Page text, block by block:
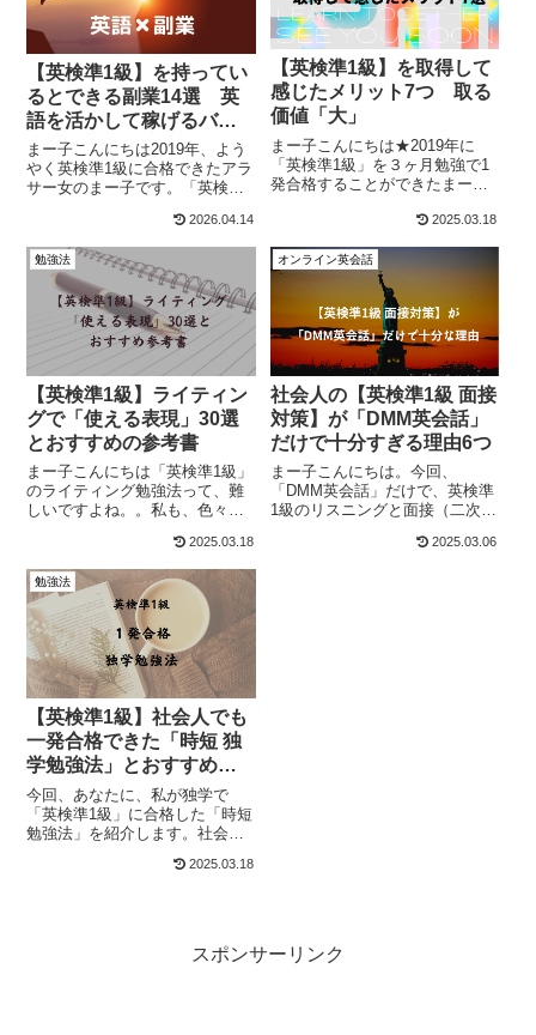
【英検準1級】を持ってい
るとできる副業14選 英
語を活かして稼げるバイ
ト特集
まー子こんにちは2019年、よう
やく英検準1級に合格できたアラ
サー女のまー子です。「英検準1
その合格の先に、目的やゴール
がないと、なかなかやる気が出
ないと思います。勉強期間中
も、モチベーション維持するこ
とは難しい...
2026.04.14
【英検準1級】を取得して
感じたメリット7つ 取る
価値「大」
まー子こんにちは★2019年に
「英検準1級」を３ヶ月勉強で1
発合格することができたまー子
証書今回の記事では「英検準1級
ご紹介します。なお、このブロ
グは、英検準1級を受験する社会
人を応援...
2025.03.18
勉強法
【英検準1級】ライティン
グで「使える表現」30選
とおすすめの参考書
まー子こんにちは「英検準1級」
のライティング勉強法って、難
しいですよね。。私も、色々と
語で日記を書いてみたり、外国
人とチャットしてみたりと。。
でも、安心してください。実
は、ライティングは、かなり得
点源になり得ます...
2025.03.18
オンライン英会話
社会人の【英検準1級 面接
対策】が「DMM英会話」
だけで十分すぎる理由6つ
まー子こんにちは。今回、
「DMM英会話」だけで、英検準
1級のリスニングと面接（二次試
す。英検の面接対策は色々とあ
2025.03.06
勉強法
【英検準1級】社会人でも
一発合格できた「時短 独
学勉強法」とおすすめ参
考書
今回、あなたに、私が独学で
「英検準1級」に合格した「時短
勉強法」を紹介します。社会人
ば、合格できますよ社会人は忙
2025.03.18
スポンサーリンク